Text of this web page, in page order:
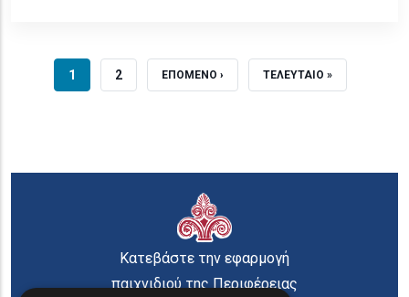
ΤΡΕΧΟΥΣΑ ΣΕΛΙΔΑ
1 ΣΕΛΙΔΑ
2 NEXT PAGE
ΕΠΟΜΕΝΟ › LAST PAGE
ΤΕΛΕΥΤΑΙΟ »
Κατεβάστε την εφαρμογή
παιχνιδιού της Περιφέρειας